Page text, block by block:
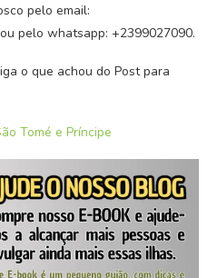
pelo email:
pelo whatsapp: +2399027090.
o que achou do Post para
Tomé e Príncipe